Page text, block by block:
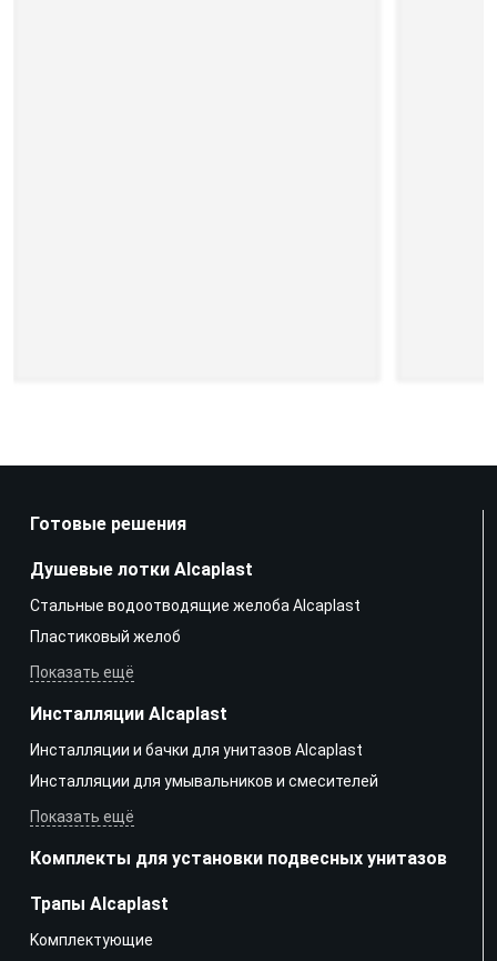
Готовые решения
Душевые лотки Alcaplast
Стальные водоотводящие желоба Alcaplast
Пластиковый желоб
Показать ещё
Инсталляции Alcaplast
Инсталляции и бачки для унитазов Alcaplast
Инсталляции для умывальников и смесителей
Показать ещё
Комплекты для установки подвесных унитазов
Трапы Alcaplast
Kомплектующие